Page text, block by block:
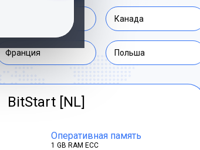
Канада
Франция Польша
BitStart [NL]
Оперативная память
1 GB RAM ECC